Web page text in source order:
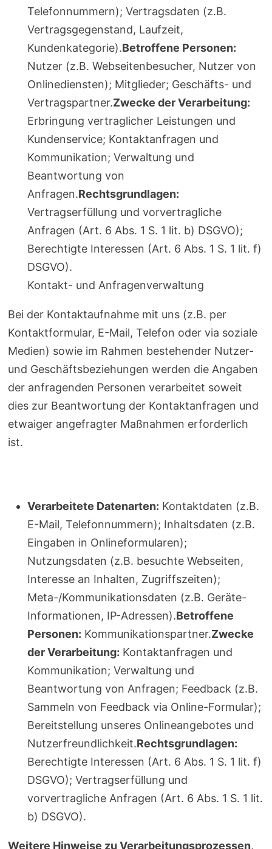
Telefonnummern); Vertragsdaten (z.B.
Vertragsgegenstand, Laufzeit,
Kundenkategorie).Betroffene Personen:
Nutzer (z.B. Webseitenbesucher, Nutzer von
Onlinediensten); Mitglieder; Geschäfts- und
Vertragspartner.Zwecke der Verarbeitung:
Erbringung vertraglicher Leistungen und
Kundenservice; Kontaktanfragen und
Kommunikation; Verwaltung und
Beantwortung von
Anfragen.Rechtsgrundlagen:
Vertragserfüllung und vorvertragliche
Anfragen (Art. 6 Abs. 1 S. 1 lit. b) DSGVO);
Berechtigte Interessen (Art. 6 Abs. 1 S. 1 lit. f)
DSGVO).
Kontakt- und Anfragenverwaltung
Bei der Kontaktaufnahme mit uns (z.B. per
Kontaktformular, E-Mail, Telefon oder via soziale
Medien) sowie im Rahmen bestehender Nutzer-
und Geschäftsbeziehungen werden die Angaben
der anfragenden Personen verarbeitet soweit
dies zur Beantwortung der Kontaktanfragen und
etwaiger angefragter Maßnahmen erforderlich
ist.
Verarbeitete Datenarten: Kontaktdaten (z.B.
E-Mail, Telefonnummern); Inhaltsdaten (z.B.
Eingaben in Onlineformularen);
Nutzungsdaten (z.B. besuchte Webseiten,
Interesse an Inhalten, Zugriffszeiten);
Meta-/Kommunikationsdaten (z.B. Geräte-
Informationen, IP-Adressen).Betroffene
Personen: Kommunikationspartner.Zwecke
der Verarbeitung: Kontaktanfragen und
Kommunikation; Verwaltung und
Beantwortung von Anfragen; Feedback (z.B.
Sammeln von Feedback via Online-Formular);
Bereitstellung unseres Onlineangebotes und
Nutzerfreundlichkeit.Rechtsgrundlagen:
Berechtigte Interessen (Art. 6 Abs. 1 S. 1 lit. f)
DSGVO); Vertragserfüllung und
vorvertragliche Anfragen (Art. 6 Abs. 1 S. 1 lit.
b) DSGVO).
Weitere Hinweise zu Verarbeitungsprozessen,